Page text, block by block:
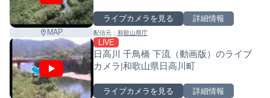
MAP
ライブカメラを見る 詳細情報
配信元： 和歌山県庁
LIVE
日高川 千鳥橋 下流（動画版）のライブ
カメラ|和歌山県日高川町
ライブカメラを見る 詳細情報